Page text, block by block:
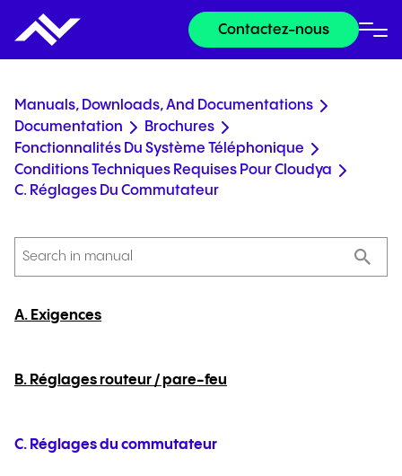
Contactez-nous
Manuals, Downloads, And Documentations
Documentation
Brochures
Fonctionnalités Du Système Téléphonique
Conditions Techniques Requises Pour Cloudya
C. Réglages Du Commutateur
A. Exigences
B. Réglages routeur / pare-feu
C. Réglages du commutateur